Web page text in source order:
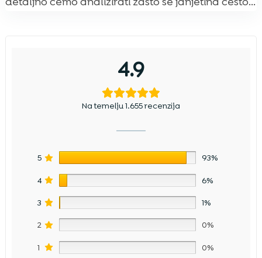
4.9
Na temelju 1.655 recenzija
5 93%
4 6%
3 1%
2 0%
1 0%